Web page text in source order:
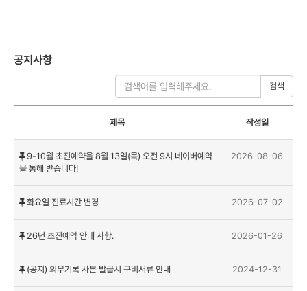
공지사항
검색
제목 작성일
9-10월 초진예약을 8월 13일(목) 오전 9시 네이버예약
을 통해 받습니다!
2026-08-06
화요일 진료시간 변경 2026-07-02
26년 초진예약 안내 사항. 2026-01-26
(공지) 의무기록 사본 발급시 구비서류 안내 2024-12-31